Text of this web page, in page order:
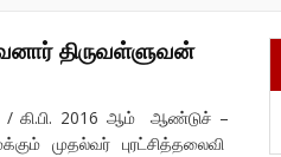
திருவள்ளுவன்
/ கி.பி. 2016 ஆம் ஆண்டுச் –
முதல்வர் புரட்சித்தலைவி